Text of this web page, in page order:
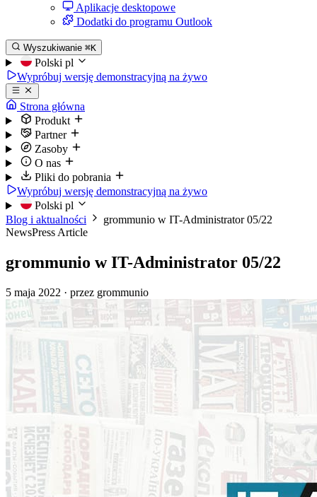
Aplikacje desktopowe
Dodatki do programu Outlook
Wyszukiwanie ⌘K
Polski pl
Wypróbuj wersję demonstracyjną na żywo
Strona główna
Produkt
Partner
Zasoby
O nas
Pliki do pobrania
Wypróbuj wersję demonstracyjną na żywo
Polski pl
Blog i aktualności
grommunio w IT-Administrator 05/22
NewsPress Article
grommunio w IT-Administrator 05/22
5 maja 2022 · przez grommunio